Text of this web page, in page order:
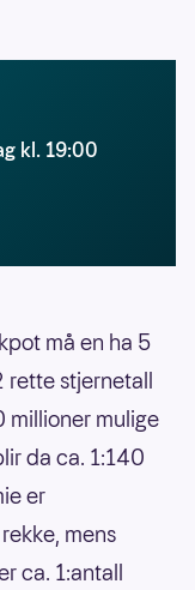
kl. 19:00
må en ha 5
rette stjernetall
millioner mulige
da ca. 1:140
er
mens
ca. 1:antall